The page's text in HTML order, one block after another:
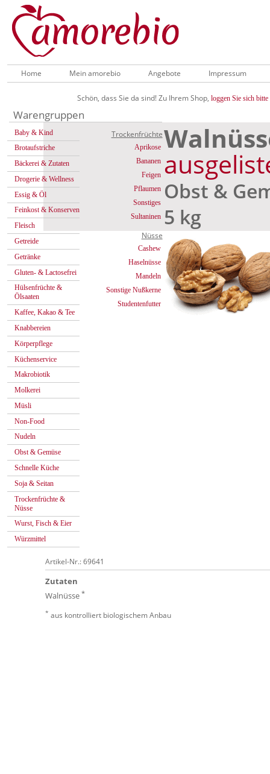
Home Mein amorebio Angebote Impressum
Schön, dass Sie da sind! Zu Ihrem Shop, loggen Sie sich bitte
Warengruppen
Baby & Kind
Brotaufstriche
Bäckerei & Zutaten
Drogerie & Wellness
Essig & Öl
Feinkost & Konserven
Fleisch
Getreide
Getränke
Gluten- & Lactosefrei
Hülsenfrüchte &
Ölsaaten
Kaffee, Kakao & Tee
Knabbereien
Körperpflege
Küchenservice
Makrobiotik
Molkerei
Müsli
Non-Food
Nudeln
Obst & Gemüse
Schnelle Küche
Soja & Seitan
Trockenfrüchte &
Nüsse
Wurst, Fisch & Eier
Würzmittel
Trockenfrüchte
Aprikose
Bananen
Feigen
Pflaumen
Sonstiges
Sultaninen
Nüsse
Cashew
Haselnüsse
Mandeln
Sonstige Nußkerne
Studentenfutter
Obst &
5 kg
Artikel-Nr.: 69641
Zutaten
Walnüsse *
* aus kontrolliert biologischem Anbau